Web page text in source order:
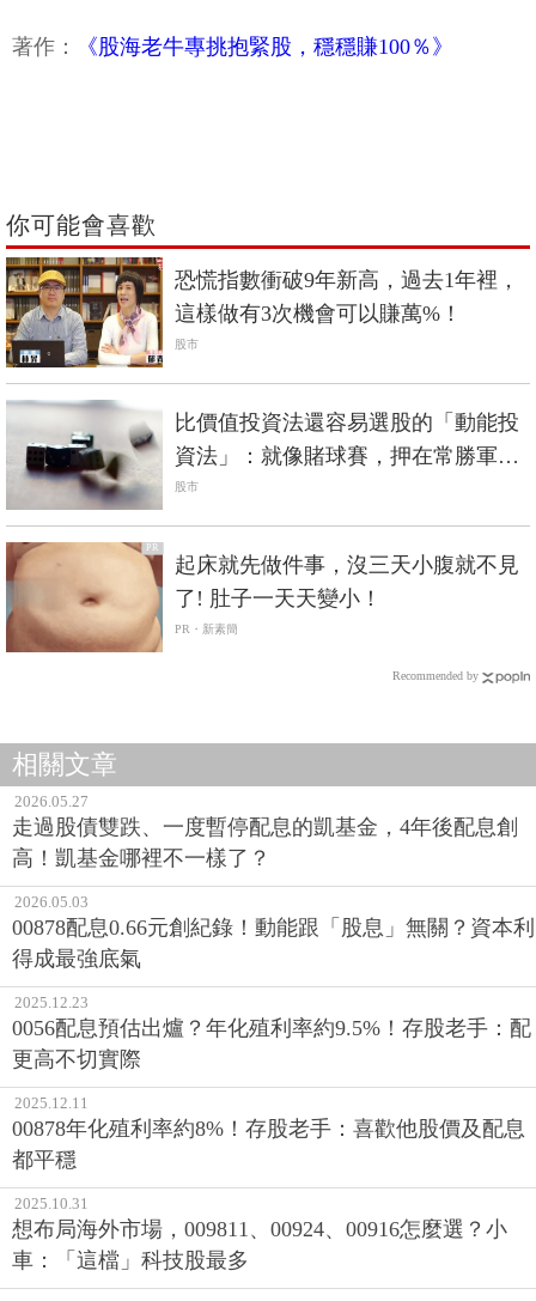
著作： 《股海老牛專挑抱緊股，穩穩賺100％》
你可能會喜歡
恐慌指數衝破9年新高，過去1年裡，
這樣做有3次機會可以賺萬%！
股市
比價值投資法還容易選股的「動能投
資法」：就像賭球賽，押在常勝軍就
會賺錢
股市
PR
起床就先做件事，沒三天小腹就不見
了! 肚子一天天變小！
PR・新素簡
Recommended by
相關文章
2026.05.27
走過股債雙跌、一度暫停配息的凱基金，4年後配息創
高！凱基金哪裡不一樣了？
2026.05.03
00878配息0.66元創紀錄！動能跟「股息」無關？資本利
得成最強底氣
2025.12.23
0056配息預估出爐？年化殖利率約9.5%！存股老手：配
更高不切實際
2025.12.11
00878年化殖利率約8%！存股老手：喜歡他股價及配息
都平穩
2025.10.31
想布局海外市場，009811、00924、00916怎麼選？小
車：「這檔」科技股最多